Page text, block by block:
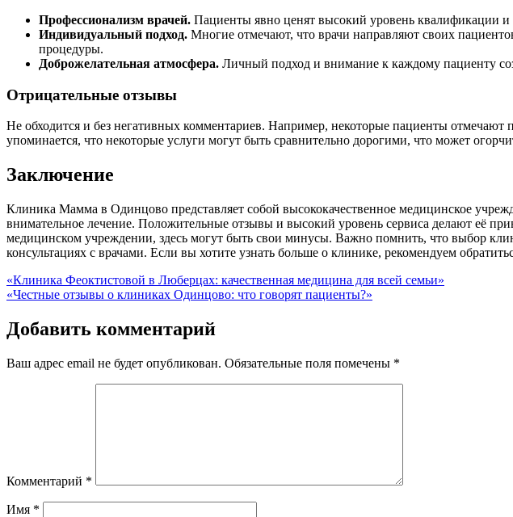
Профессионализм врачей. Пациенты явно ценят высокий уровень квалификации и
Индивидуальный подход. Многие отмечают, что врачи направляют своих
процедуры.
Доброжелательная атмосфера. Личный подход и внимание к каждому пациенту
Отрицательные отзывы
Не обходится и без негативных комментариев. Например, некоторые пациенты
упоминается, что некоторые услуги могут быть сравнительно дорогими, что может
Заключение
Клиника Мамма в Одинцово представляет собой высококачественное медицинское
внимательное лечение. Положительные отзывы и высокий уровень сервиса делают её
медицинском учреждении, здесь могут быть свои минусы. Важно помнить, что выбор
консультациях с врачами. Если вы хотите узнать больше о клинике, рекомендуем
Навигация
по
записям
«Клиника Феоктистовой в Люберцах: качественная медицина для всей семьи»
«Честные отзывы о клиниках Одинцово: что говорят пациенты?»
Добавить комментарий
Ваш адрес email не будет опубликован. Обязательные поля помечены *
Комментарий *
Имя *